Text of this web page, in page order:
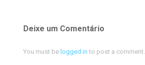
Deixe um Comentário
You must be logged in to post a comment.